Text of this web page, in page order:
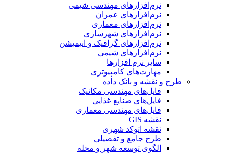
نرم‌افزارهای مهندسی شیمی
نرم‌افزارهای عمران
نرم‌افزارهای معماری
نرم‌افزارهای شهرسازی
نرم‌افزارهای گرافیک و انیمیشن
نرم‌افزارهای شیمی
سایر نرم افزارها
مهارت‌های کامپیوتری
طرح و نقشه و بانک داده
فایل‌های مهندسی مکانیک
فایل‌های صنایع غذایی
فایل‌های مهندسی معماری
نقشه GIS
نقشه اتوکد شهری
طرح جامع و تفصیلی
الگوی توسعه شهر و محله